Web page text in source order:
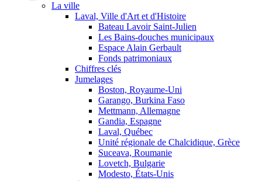
La ville
Laval, Ville d'Art et d'Histoire
Bateau Lavoir Saint-Julien
Les Bains-douches municipaux
Espace Alain Gerbault
Fonds patrimoniaux
Chiffres clés
Jumelages
Boston, Royaume-Uni
Garango, Burkina Faso
Mettmann, Allemagne
Gandia, Espagne
Laval, Québec
Unité régionale de Chalcidique, Grèce
Suceava, Roumanie
Lovetch, Bulgarie
Modesto, États-Unis